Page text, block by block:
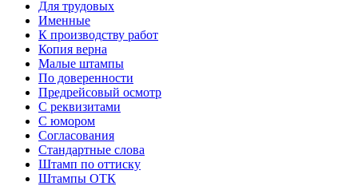
Для трудовых
Именные
К производству работ
Копия верна
Малые штампы
По доверенности
Предрейсовый осмотр
С реквизитами
С юмором
Согласования
Стандартные слова
Штамп по оттиску
Штампы ОТК